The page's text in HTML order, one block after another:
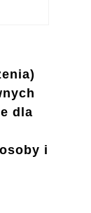
dla
i